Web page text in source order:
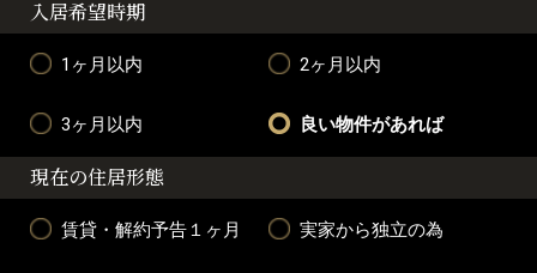
入居希望時期
1ヶ月以内 2ヶ月以内
3ヶ月以内 良い物件があれば
現在の住居形態
賃貸・解約予告１ヶ月 実家から独立の為